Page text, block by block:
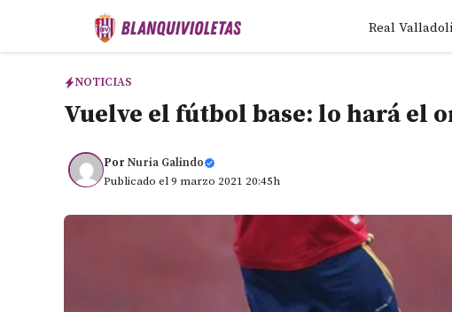
Real
NOTICIAS
Vuelve el fútbol base: lo hará el
Por Nuria Galindo
Publicado el 9 marzo 2021 20:45h